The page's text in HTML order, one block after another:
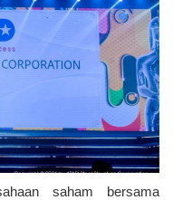
saham bersama